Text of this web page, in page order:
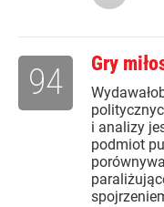
Gry
i analizy
podmiot
94